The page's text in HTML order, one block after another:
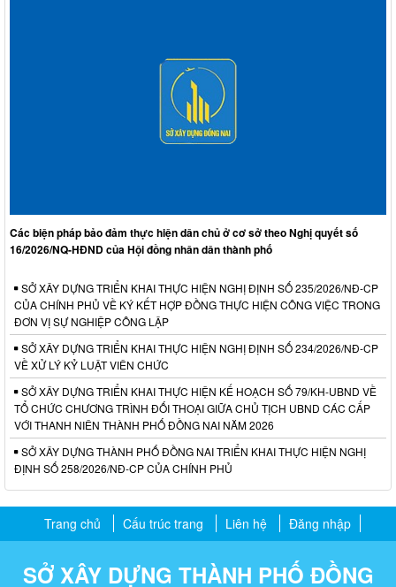
Các biện pháp bảo đảm thực hiện dân chủ ở cơ sở theo Nghị quyết số
16/2026/NQ-HĐND của Hội đồng nhân dân thành phố
SỞ XÂY DỰNG TRIỂN KHAI THỰC HIỆN NGHỊ ĐỊNH SỐ 235/2026/NĐ-CP
CỦA CHÍNH PHỦ VỀ KÝ KẾT HỢP ĐỒNG THỰC HIỆN CÔNG VIỆC TRONG
ĐƠN VỊ SỰ NGHIỆP CÔNG LẬP
SỞ XÂY DỰNG TRIỂN KHAI THỰC HIỆN NGHỊ ĐỊNH SỐ 234/2026/NĐ-CP
VỀ XỬ LÝ KỶ LUẬT VIÊN CHỨC
SỞ XÂY DỰNG TRIỂN KHAI THỰC HIỆN KẾ HOẠCH SỐ 79/KH-UBND VỀ
TỔ CHỨC CHƯƠNG TRÌNH ĐỐI THOẠI GIỮA CHỦ TỊCH UBND CÁC CẤP
VỚI THANH NIÊN THÀNH PHỐ ĐỒNG NAI NĂM 2026
SỞ XÂY DỰNG THÀNH PHỐ ĐỒNG NAI TRIỂN KHAI THỰC HIỆN NGHỊ
ĐỊNH SỐ 258/2026/NĐ-CP CỦA CHÍNH PHỦ
Trang chủ Cấu trúc trang Liên hệ Đăng nhập
SỞ XÂY DỰNG THÀNH PHỐ ĐỒNG